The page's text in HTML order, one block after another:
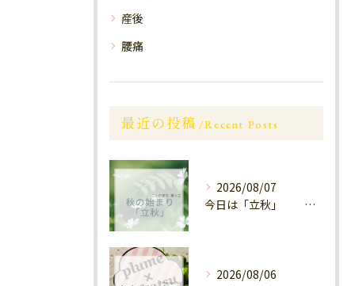
産後
腰痛
最近の投稿 Recent Posts
2026/08/07
今日は「立秋」 南区福岡
2026/08/06